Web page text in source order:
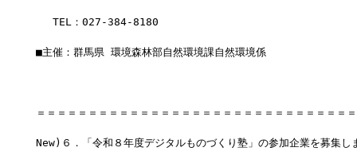
TEL：027-384-8180
■主催：群馬県 環境森林部自然環境課自然環境係
＝＝＝＝＝＝＝＝＝＝＝＝＝＝＝＝＝＝＝＝＝＝＝＝＝＝＝＝＝＝
New)６．「令和８年度デジタルものづくり塾」の参加企業を募集し